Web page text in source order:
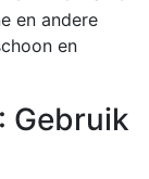
en andere
en
Gebruik